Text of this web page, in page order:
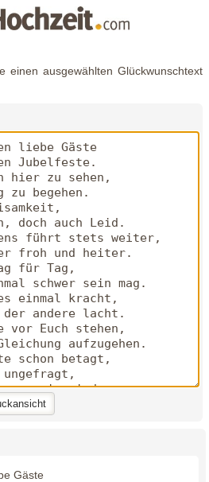
einen ausgewählten Glückwunschtext
Gäste